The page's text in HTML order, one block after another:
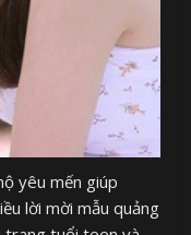
yêu mến giúp
lời mời mẫu quảng